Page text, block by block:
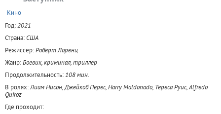
Кино
Год:2021
Страна: США
Режиссер:Роберт Лоренц
Жанр:Боевик, криминал, триллер
Продолжительность: 108 мин.
В ролях:Лиам Нисон, Джейкоб Перес, Harry Maldonado, Тереса Руис, Alfredo
Quiroz
Где проходит: